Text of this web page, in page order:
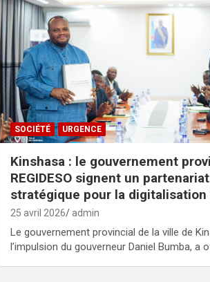
SOCIÉTÉ URGENCE
Kinshasa : le gouvernement
REGIDESO signent un partenariat
stratégique pour la
25 avril 2026 admin
Le gouvernement provincial de la ville de
l’impulsion du gouverneur Daniel Bumba, a